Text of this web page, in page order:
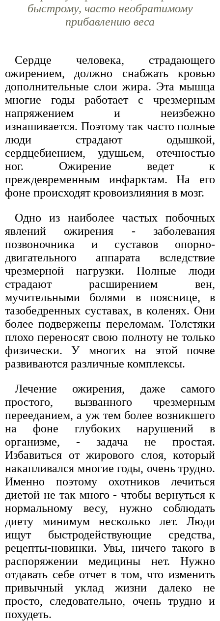
быстрому, часто необратимому
прибавлению веса
Сердце человека, страдающего
ожирением, должно снабжать кровью
дополнительные слои жира. Эта мышца
многие годы работает с чрезмерным
напряжением и неизбежно
изнашивается. Поэтому так часто полные
люди страдают одышкой,
сердцебиением, удушьем, отечностью
ног. Ожирение ведет к
преждевременным инфарктам. На его
фоне происходят кровоизлияния в мозг.
Одно из наиболее частых побочных
явлений ожирения - заболевания
позвоночника и суставов опорно-
двигательного аппарата вследствие
чрезмерной нагрузки. Полные люди
страдают расширением вен,
мучительными болями в пояснице, в
тазобедренных суставах, в коленях. Они
более подвержены переломам. Толстяки
плохо переносят свою полноту не только
физически. У многих на этой почве
развиваются различные комплексы.
Лечение ожирения, даже самого
простого, вызванного чрезмерным
перееданием, а уж тем более возникшего
на фоне глубоких нарушений в
организме, - задача не простая.
Избавиться от жирового слоя, который
накапливался многие годы, очень трудно.
Именно поэтому охотников лечиться
диетой не так много - чтобы вернуться к
нормальному весу, нужно соблюдать
диету минимум несколько лет. Люди
ищут быстродействующие средства,
рецепты-новинки. Увы, ничего такого в
распоряжении медицины нет. Нужно
отдавать себе отчет в том, что изменить
привычный уклад жизни далеко не
просто, следовательно, очень трудно и
похудеть.